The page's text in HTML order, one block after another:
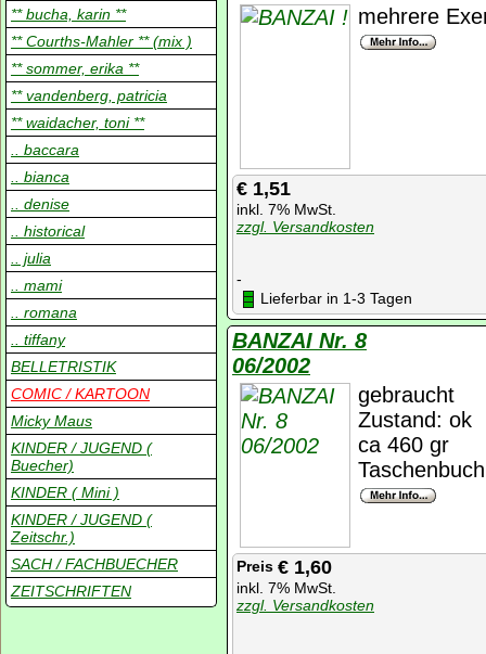
** bucha, karin **
** Courths-Mahler ** (mix )
** sommer, erika **
** vandenberg, patricia
** waidacher, toni **
.. baccara
.. bianca
.. denise
.. historical
.. julia
.. mami
.. romana
.. tiffany
BELLETRISTIK
COMIC / KARTOON
Micky Maus
KINDER / JUGEND (
Buecher)
KINDER ( Mini )
KINDER / JUGEND (
Zeitschr.)
SACH / FACHBUECHER
ZEITSCHRIFTEN
mehrere
€ 1,51
inkl. 7% MwSt.
zzgl. Versandkosten
-
Lieferbar in 1-3 Tagen
BANZAI Nr. 8
06/2002
gebraucht
Zustand: ok
ca 460 gr
Taschenbuch
Preis € 1,60
inkl. 7% MwSt.
zzgl. Versandkosten